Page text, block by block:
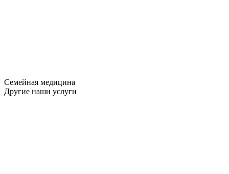
Семейная медицина
Другие наши услуги